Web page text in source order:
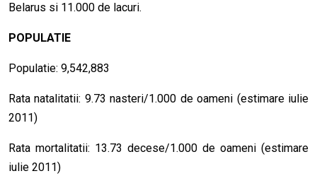
Belarus si 11.000 de lacuri.
POPULATIE
Populatie: 9,542,883
Rata natalitatii: 9.73 nasteri/1.000 de oameni (estimare iulie
2011)
Rata mortalitatii: 13.73 decese/1.000 de oameni (estimare
iulie 2011)